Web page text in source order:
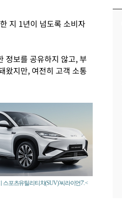
지 1년이 넘도록 소비자
정보를 공유하지 않고, 부
왔지만, 여전히 고객 소통
포츠유틸리티차(SUV) '씨라이언7'. <